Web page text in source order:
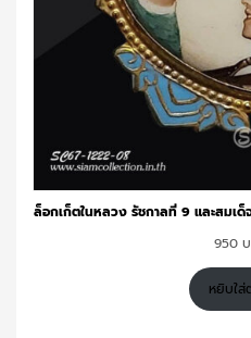
ล็อกเก็ตในหลวง รัชกาลที่ 9 และสมเ
950
หยิบใส่